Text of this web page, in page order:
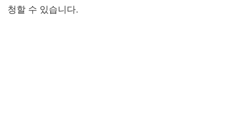
청할 수 있습니다.